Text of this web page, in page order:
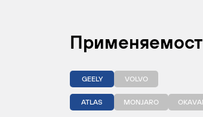
GEELY VOLVO
ATLAS MONJARO